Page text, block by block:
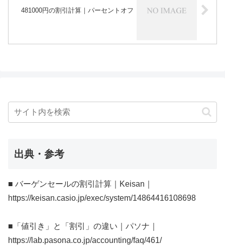
481000円の割引計算｜パーセントオフ
出典・参考
■ バーゲンセールの割引計算｜Keisan｜
https://keisan.casio.jp/exec/system/14864416108698
■「値引き」と「割引」の違い｜パソナ｜
https://lab.pasona.co.jp/accounting/faq/461/